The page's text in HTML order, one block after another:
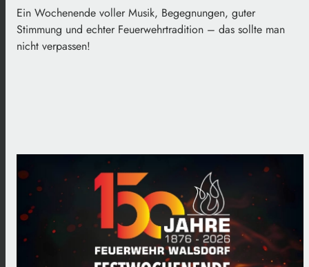
Ein Wochenende voller Musik, Begegnungen, guter
Stimmung und echter Feuerwehrtradition – das sollte man
nicht verpassen!